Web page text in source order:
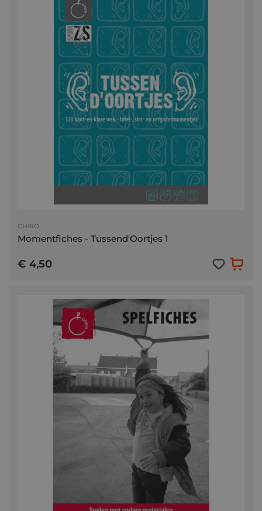
CHIRO
Momentfiches - Tussend'Oortjes 1
€ 4,50